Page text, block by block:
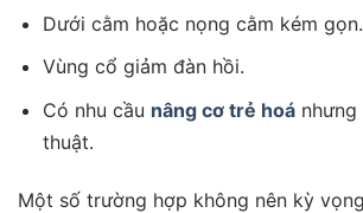
Dưới cằm hoặc nọng cằm kém gọn.
Vùng cổ giảm đàn hồi.
Có nhu cầu nâng cơ trẻ hoánhưng
thuật.
Một số trường hợp không nên kỳ